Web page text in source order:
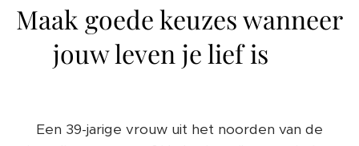
Maak goede keuzes wanneer
jouw leven je lief is ❤️
Een 39-jarige vrouw uit het noorden van de